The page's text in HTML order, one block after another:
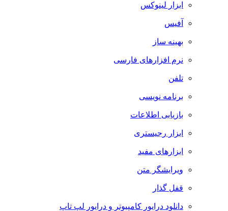
ابزار لینوکس
آفیس
بهینه ساز
نرم افزارهای فارسی
تلفن
برنامه نویسی
بازیابی اطلاعات
ابزار رجیستری
ابزارهای مفید
ویرایشگر متن
قفل گذار
دانلود درایور کامپیوتر و درایور لپ تاپ